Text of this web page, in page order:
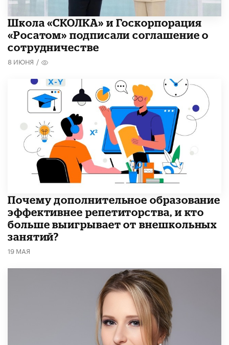
Школа «СКОЛКА» и Госкорпорация
«Росатом» подписали соглашение о
сотрудничестве
8 ИЮНЯ /
​Почему дополнительное образование
эффективнее репетиторства, и кто
больше выигрывает от внешкольных
занятий?
19 МАЯ